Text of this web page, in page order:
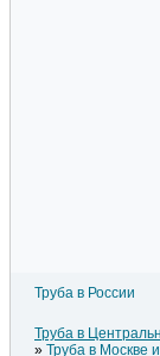
Труба в России
Труба в Латвии
Труба в Эстонии
Труба в
Труба в Москве